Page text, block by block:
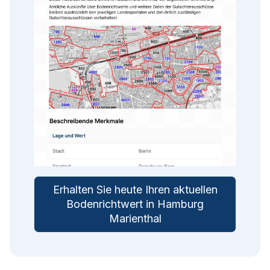
Erhalten Sie heute Ihren aktuellen
Bodenrichtwert in Hamburg
Marienthal